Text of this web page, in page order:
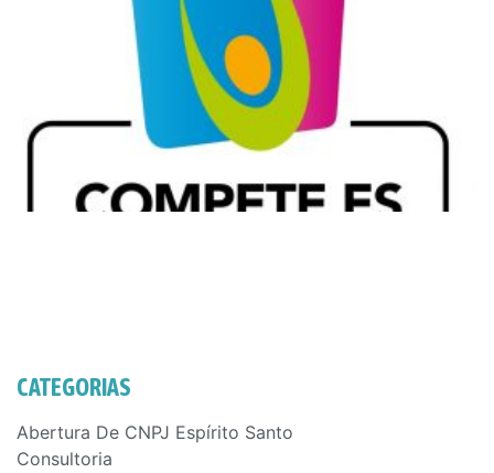
CATEGORIAS
Abertura De CNPJ Espírito Santo
Consultoria